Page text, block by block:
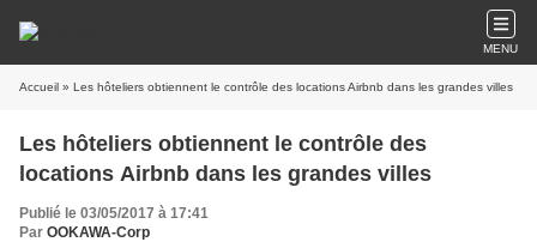
MENU
Accueil » Les hôteliers obtiennent le contrôle des locations Airbnb dans les grandes villes
Les hôteliers obtiennent le contrôle des
locations Airbnb dans les grandes villes
Publié le 03/05/2017 à 17:41
Par OOKAWA-Corp